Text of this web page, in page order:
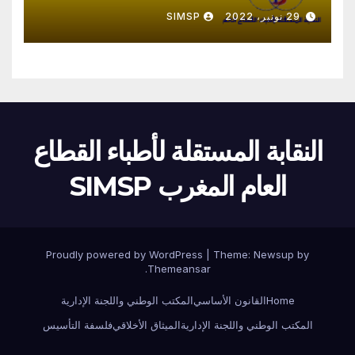
29 نونبر، 2022 SIMSP
النقابة المستقلة لأطباء القطاع
العام المغرب SIMSP
Proudly powered by WordPress Theme: Newsup by
Themeansar
.
Homeالقانون الأساسيالمكتب الوطني واللجنة الإدارية
المكتب الوطني واللجنة الإداريةالميثاق الأخلاقيفلسفة التأسيس